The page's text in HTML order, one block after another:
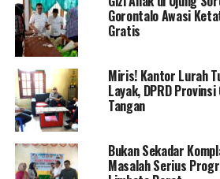
rekomendasi.
Lebih jauh, Fikran meminta agar
memberikan ruang yang lebih luas
dewan untuk menyampaikan
pandangan kritis, dan masukan
rekomendasi Pansus
kami untuk memberikan
rekomendasi Pansus
Gorontalo Awasi
Gratis
Miris! Kantor Lurah
Layak, DPRD
Tangan
Bukan Sekadar
Masalah Serius